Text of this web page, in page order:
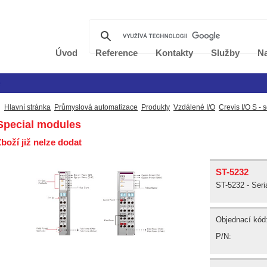
Úvod Reference Kontakty Služby
Hlavní stránka Průmyslová automatizace Produkty Vzdálené I/O Crevis I/O S -
modules
již nelze dodat
ST-5232
ST-5232 -
Objednací
P/N: